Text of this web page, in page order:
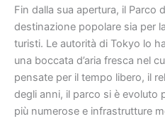
Fin dalla sua apertura, il Parco
destinazione popolare sia per
turisti. Le autorità di Tokyo lo
una boccata d’aria fresca nel
pensate per il tempo libero, il
degli anni, il parco si è evoluto
più numerose e infrastrutture